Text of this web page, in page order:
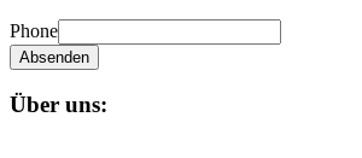
Phone
Absenden
Über uns: